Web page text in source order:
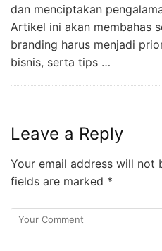
dan menciptakan
Artikel ini akan membahas
branding harus menjadi
bisnis, serta tips …
Leave a Reply
Your email address will not
fields are marked *